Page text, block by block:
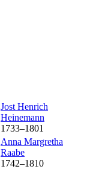
Jost Henrich
Heinemann
1733–1801
Anna Margretha
Raabe
1742–1810